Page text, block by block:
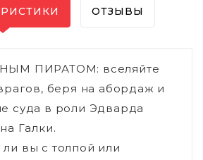
ОТЗЫВЫ
ПИРАТОМ: вселяйте
беря на абордаж и
суда в роли Эдварда
Галки.
вы с толпой или